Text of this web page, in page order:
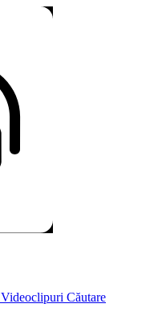
Videoclipuri Căutare